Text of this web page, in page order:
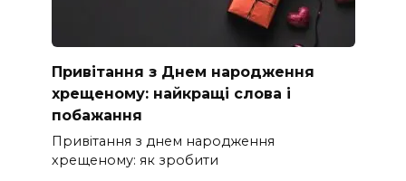
Привітання з Днем народження
хрещеному: найкращі слова і
побажання
Привітання з днем народження
хрещеному: як зробити